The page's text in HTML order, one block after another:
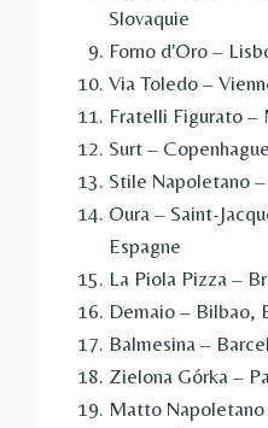
Slovaquie
Forno d'Oro –
Via Toledo –
Fratelli Figurato –
Surt –
Stile Napoletano
Oura – Saint-
Espagne
La Piola Pizza –
Demaio – Bilbao,
Balmesina –
Zielona Górka –
Matto